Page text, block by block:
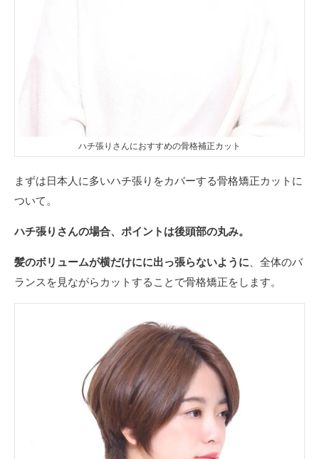
ハチ張りさんにおすすめの骨格補正カット
まずは日本人に多いハチ張りをカバーする骨格矯正カットに
ついて。
ハチ張りさんの場合、ポイントは後頭部の丸み。
髪のボリュームが横だけにに出っ張らないように 、全体のバ
ランスを見ながらカットすることで骨格矯正をします。